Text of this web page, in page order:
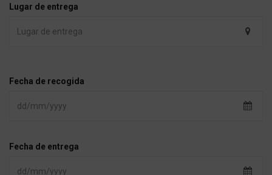
Lugar de entrega
Fecha de recogida
Fecha de entrega